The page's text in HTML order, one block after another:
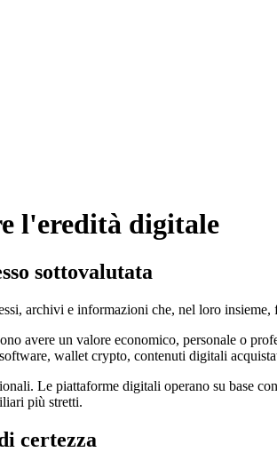
l'eredità digitale
sottovalutata
archivi e informazioni che, nel loro
avere un valore economico, personale o
wallet crypto, contenuti digitali
Le piattaforme digitali operano su base
più stretti.
certezza